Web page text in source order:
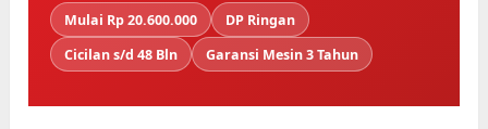
Mulai Rp 20.600.000
DP Ringan
Cicilan s/d 48 Bln
Garansi Mesin 3 Tahun